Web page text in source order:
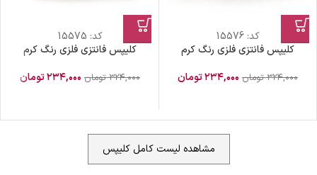
کد:15576
کلیپس فانتزی فلزی رنگ کرم
۳۲۴,۰۰۰ تومان ۲۳۴,۰۰۰تومان
کد: 15575
کلیپس فانتزی فلزی رنگ کرم
۳۲۴,۰۰۰ تومان ۲۳۴,۰۰۰تومان
مشاهده لیست کامل کلیپس